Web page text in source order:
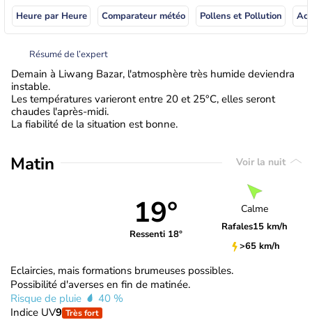
Heure par Heure Comparateur météo Pollens et Pollution
Résumé de l’expert
Demain à Liwang Bazar, l'atmosphère très humide deviendra
instable.
Les températures varieront entre 20 et 25°C, elles seront
chaudes l'après-midi.
La fiabilité de la situation est bonne.
Matin Voir la nuit
19°
Ressenti 18°
Calme
Rafales15 km/h
>65 km/h
Eclaircies, mais formations brumeuses possibles.
Possibilité d'averses en fin de matinée.
Risque de pluie
40 %
Indice UV9 Très fort